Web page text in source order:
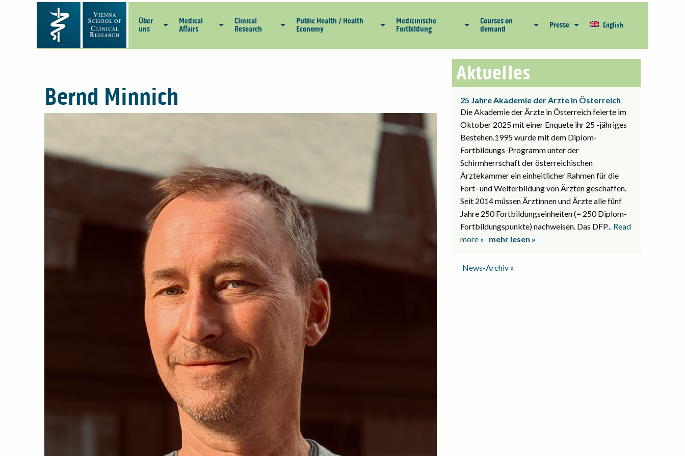
Über
uns
Medical
Affairs
Clinical
Research
Public Health / Health
Economy
Medizinische
Fortbildung
Courses on
demand
Presse English
Bernd Minnich
News-Archiv »
Aktuelles
25 Jahre Akademie der Ärzte in Österreich
Die Akademie der Ärzte in Österreich feierte im
Oktober 2025 mit einer Enquete ihr 25 -jähriges
Bestehen.1995 wurde mit dem Diplom-
Fortbildungs-Programm unter der
Schirmherrschaft der österreichischen
Ärztekammer ein einheitlicher Rahmen für die
Fort- und Weiterbildung von Ärzten geschaffen.
Seit 2014 müssen Ärztinnen und Ärzte alle fünf
Jahre 250 Fortbildungseinheiten (= 250 Diplom-
Fortbildungspunkte) nachweisen. Das DFP... Read
more » mehr lesen »